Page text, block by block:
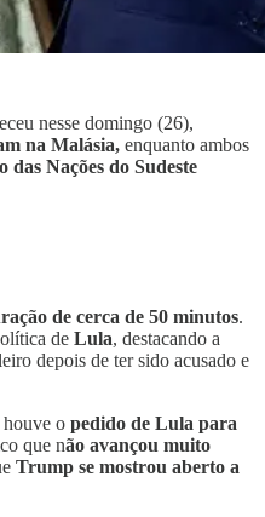
nesse domingo (26),
na Malásia, enquanto ambos
das Nações do Sudeste
de cerca de 50 minutos.
de Lula, destacando a
depois de ter sido acusado e
houve o pedido de Lula para
que não avançou muito
Trump se mostrou aberto a